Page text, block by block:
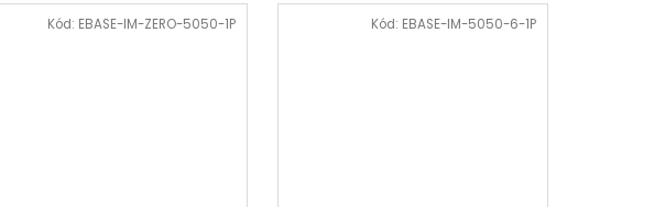
Kód: EBASE-IM-ZERO-5050-1P Kód: EBASE-IM-5050-6-1P